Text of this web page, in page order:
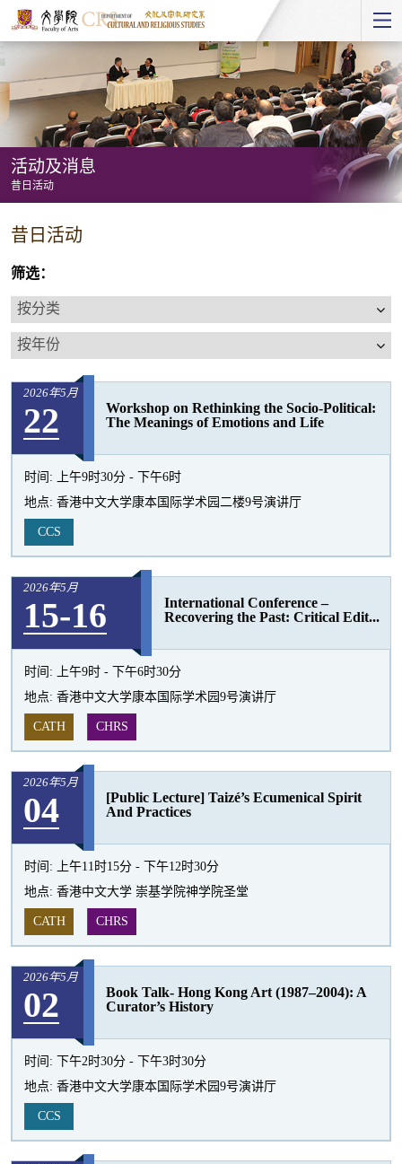
Start
main
Content
活动及消息
昔日活动
动
及
消
息
昔日活动
筛选：
按
分
类
按
年
2026年5月
22
Workshop on Rethinking the Socio-Political:
The Meanings of Emotions and Life
时间:
上午9时30分 - 下午6时
地点: 香港中文大学康本国际学术园二楼9号演讲厅
CCS
2026年5月
15-16
International Conference –
Recovering the Past: Critical Edit...
时间:
上午9时 - 下午6时30分
地点: 香港中文大学康本国际学术园9号演讲厅
CATH CHRS
2026年5月
04
[Public Lecture] Taizé’s Ecumenical Spirit
And Practices
时间:
上午11时15分 - 下午12时30分
地点: 香港中文大学 崇基学院神学院圣堂
CATH CHRS
2026年5月
02
Book Talk- Hong Kong Art (1987–2004): A
Curator’s History
时间:
下午2时30分 - 下午3时30分
地点: 香港中文大学康本国际学术园9号演讲厅
CCS